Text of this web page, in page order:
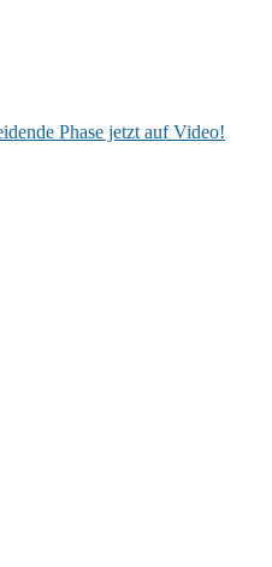
Phase jetzt auf Video!